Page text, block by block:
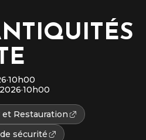
·10h00
·10h00
et Restauration
sécurité